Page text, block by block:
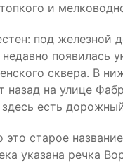
и
под железной
появилась
сквера. В
на улице
есть
старое
указана речка